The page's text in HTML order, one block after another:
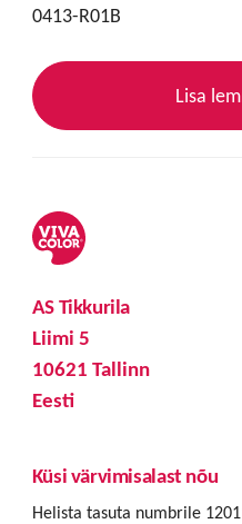
0413-R01B
Lisa
AS Tikkurila
Liimi 5
10621 Tallinn
Eesti
Küsi värvimisalast nõu
Helista tasuta numbrile